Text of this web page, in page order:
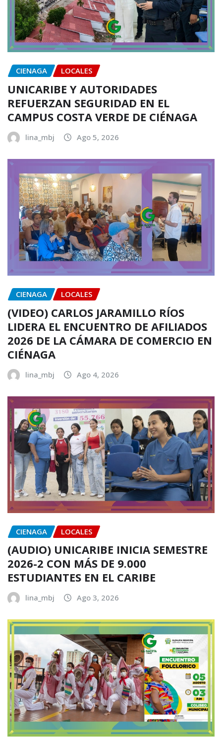
CIENAGA LOCALES
UNICARIBE Y AUTORIDADES
REFUERZAN SEGURIDAD EN EL
CAMPUS COSTA VERDE DE CIÉNAGA
lina_mbj Ago 5, 2026
CIENAGA LOCALES
(VIDEO) CARLOS JARAMILLO RÍOS
LIDERA EL ENCUENTRO DE AFILIADOS
2026 DE LA CÁMARA DE COMERCIO EN
CIÉNAGA
lina_mbj Ago 4, 2026
CIENAGA LOCALES
(AUDIO) UNICARIBE INICIA SEMESTRE
2026-2 CON MÁS DE 9.000
ESTUDIANTES EN EL CARIBE
lina_mbj Ago 3, 2026